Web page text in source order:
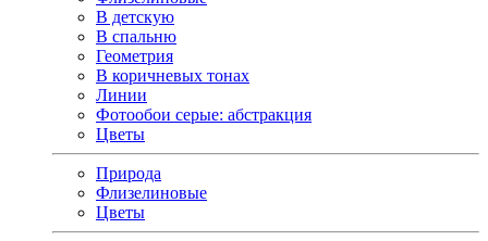
В детскую
В спальню
Геометрия
В коричневых тонах
Линии
Фотообои серые: абстракция
Цветы
Природа
Флизелиновые
Цветы